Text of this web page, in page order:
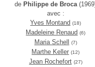
de Philippe de Broca
avec :
Yves Montand (18)
Madeleine Renaud (6)
Maria Schell (7)
Marthe Keller (12)
Jean Rochefort (27)